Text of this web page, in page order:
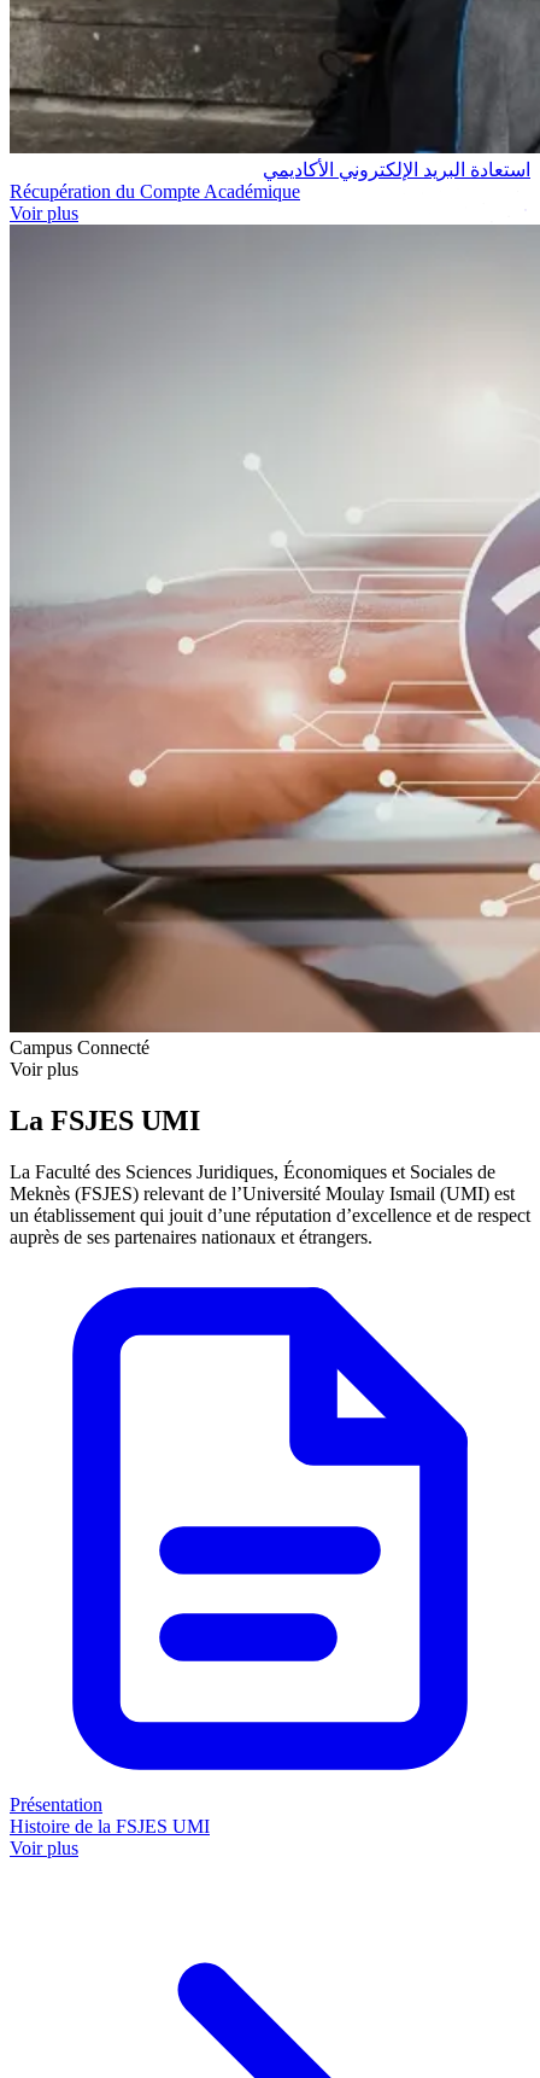
استعادة البريد الإلكتروني الأكاديمي
Récupération du Compte Académique
Voir plus
Campus Connecté
Voir plus
La FSJES UMI
La Faculté des Sciences Juridiques, Économiques et Sociales de
Meknès (FSJES) relevant de l’Université Moulay Ismail (UMI) est
un établissement qui jouit d’une réputation d’excellence et de respect
auprès de ses partenaires nationaux et étrangers.
Présentation
Histoire de la FSJES UMI
Voir plus